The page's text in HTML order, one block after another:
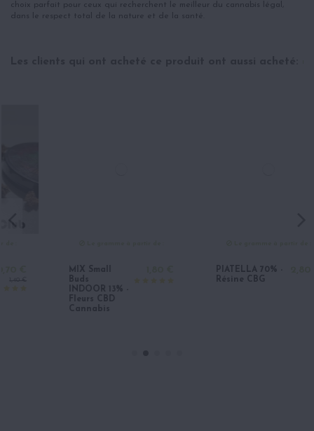
choix parfait pour ceux qui recherchent le meilleur du cannabis légal,
dans le respect total de la nature et de la santé.
MIX Small
INDOOR 13% -
Fleurs CBD
Cannabis
PIATELLA 70% -
Résine CBG
2,80 €